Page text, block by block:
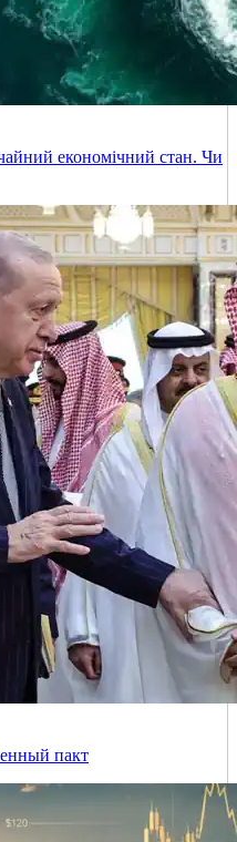
економічний стан. Чи
пакт